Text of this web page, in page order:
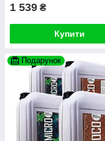
1 539 ₴
Купити
Подарунок